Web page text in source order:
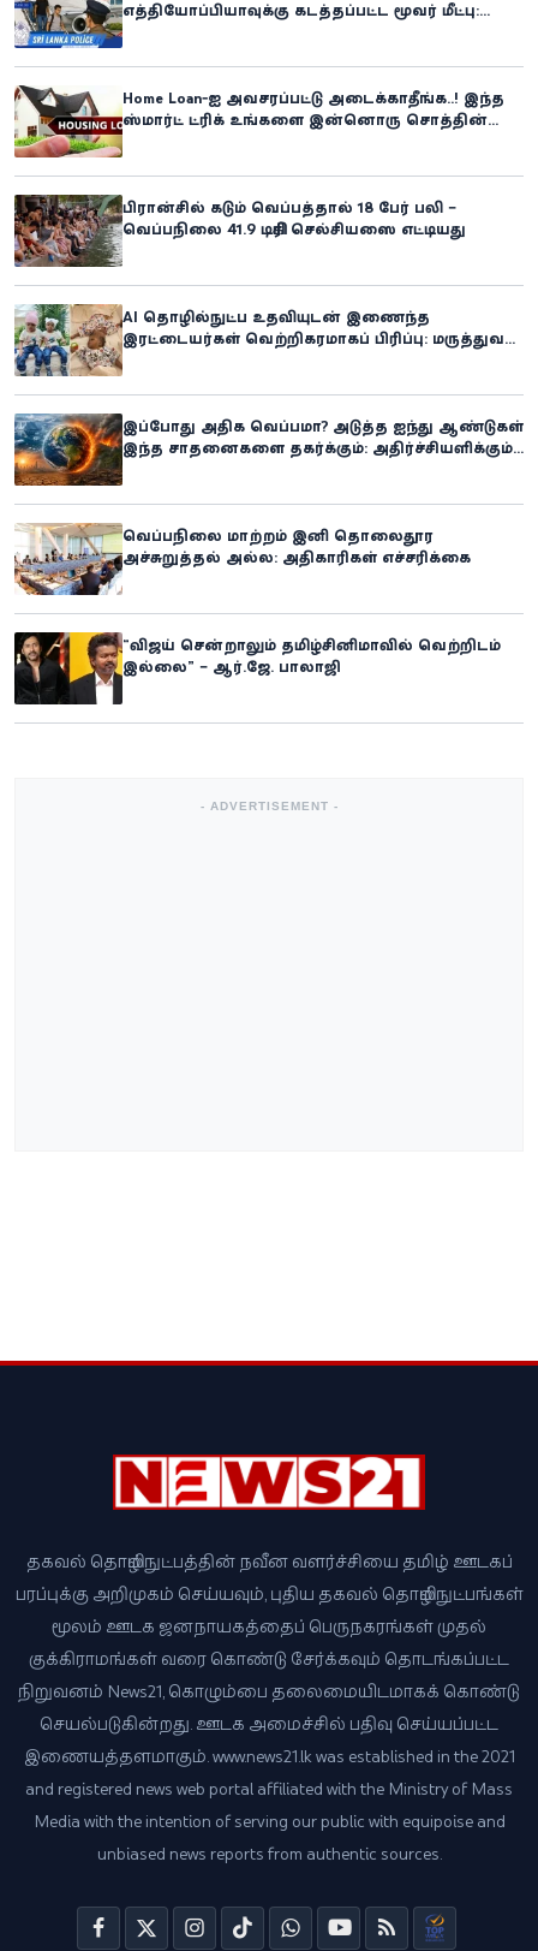
எத்தியோப்பியாவுக்கு கடத்தப்பட்ட மூவர் மீட்பு:
Home Loan-ஐ அவசரப்பட்டு அடைக்காதீங்க..! இந்த
ஸ்மார்ட் ட்ரிக் உங்களை இன்னொரு சொத்தின்
பிரான்சில் கடும் வெப்பத்தால் 18 பேர் பலி –
வெப்பநிலை 41.9 டிகிரி செல்சியஸை எட்டியது
AI தொழில்நுட்ப உதவியுடன் இணைந்த
இரட்டையர்கள் வெற்றிகரமாகப் பிரிப்பு: மருத்துவ
இப்போது அதிக வெப்பமா? அடுத்த ஐந்து ஆண்டுகள்
இந்த சாதனைகளை தகர்க்கும்: அதிர்ச்சியளிக்கும்
வெப்பநிலை மாற்றம் இனி தொலைதூர
அச்சுறுத்தல் அல்ல: அதிகாரிகள் எச்சரிக்கை
“விஜய் சென்றாலும் தமிழ்சினிமாவில் வெற்றிடம்
இல்லை” – ஆர்.ஜே. பாலாஜி
- ADVERTISEMENT -
தகவல் தொழில்நுட்பத்தின் நவீன வளர்ச்சியை தமிழ் ஊடகப்
பரப்புக்கு அறிமுகம் செய்யவும், புதிய தகவல் தொழில்நுட்பங்கள்
மூலம் ஊடக ஜனநாயகத்தைப் பெருநகரங்கள் முதல்
குக்கிராமங்கள் வரை கொண்டு சேர்க்கவும் தொடங்கப்பட்ட
நிறுவனம் News21, கொழும்பை தலைமையிடமாகக் கொண்டு
செயல்படுகின்றது. ஊடக அமைச்சில் பதிவு செய்யப்பட்ட
இணையத்தளமாகும். www.news21.lk was established in the 2021
and registered news web portal affiliated with the Ministry of Mass
Media with the intention of serving our public with equipoise and
unbiased news reports from authentic sources.